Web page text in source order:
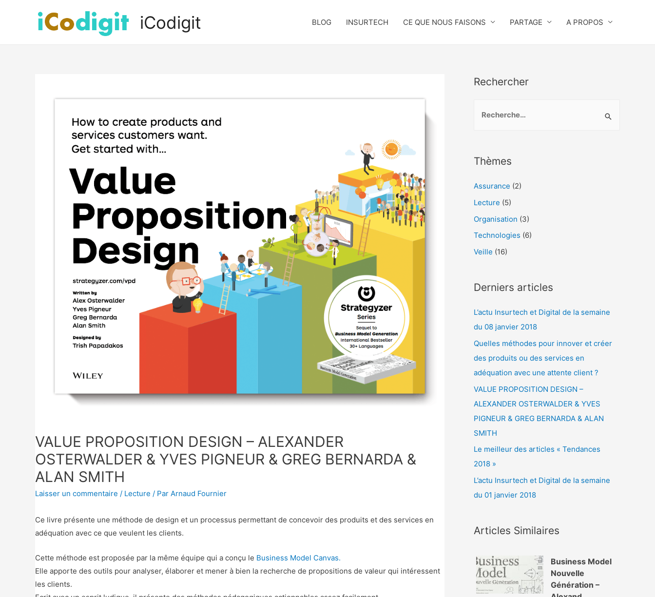
iCodigit BLOG INSURTECH CE QUE NOUS FAISONS PARTAGE A PROPOS
VALUE PROPOSITION DESIGN – ALEXANDER
OSTERWALDER & YVES PIGNEUR & GREG BERNARDA &
ALAN SMITH
Laisser un commentaire / Lecture / Par Arnaud Fournier
Ce livre présente une méthode de design et un processus permettant de concevoir des produits et des services en
adéquation avec ce que veulent les clients.
Cette méthode est proposée par la même équipe qui a conçu le Business Model Canvas.
Elle apporte des outils pour analyser, élaborer et mener à bien la recherche de propositions de valeur qui intéressent
les clients.
Rechercher
e
e
r
Thèmes
Assurance (2)
Lecture (5)
Organisation (3)
Technologies (6)
Veille (16)
Derniers articles
L’actu Insurtech et Digital de la semaine
du 08 janvier 2018
Quelles méthodes pour innover et créer
des produits ou des services en
adéquation avec une attente client ?
VALUE PROPOSITION DESIGN –
ALEXANDER OSTERWALDER & YVES
PIGNEUR & GREG BERNARDA & ALAN
SMITH
Le meilleur des articles « Tendances
2018 »
L’actu Insurtech et Digital de la semaine
du 01 janvier 2018
Articles Similaires
Business Model
Nouvelle
Génération –